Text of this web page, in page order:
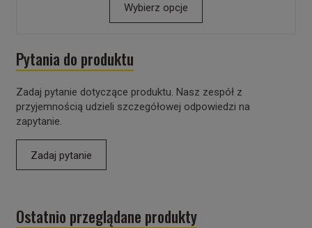
Wybierz opcje
Pytania do produktu
Zadaj pytanie dotyczące produktu. Nasz zespół z
przyjemnością udzieli szczegółowej odpowiedzi na
zapytanie.
Zadaj pytanie
Ostatnio przeglądane produkty